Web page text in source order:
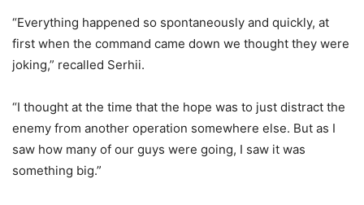
“Everything happened so spontaneously and quickly, at
first when the command came down we thought they were
joking,” recalled Serhii.
“I thought at the time that the hope was to just distract the
enemy from another operation somewhere else. But as I
saw how many of our guys were going, I saw it was
something big.”